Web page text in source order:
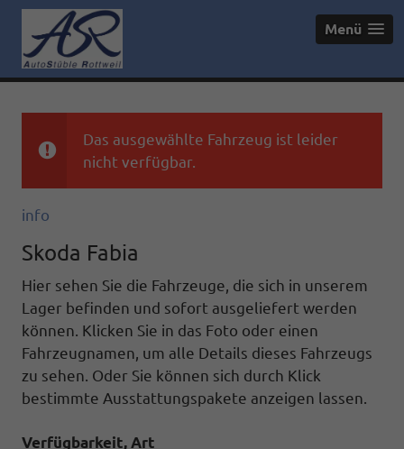
Menü
Das ausgewählte Fahrzeug ist leider
nicht verfügbar.
info
Skoda Fabia
Hier sehen Sie die Fahrzeuge, die sich in unserem
Lager befinden und sofort ausgeliefert werden
können. Klicken Sie in das Foto oder einen
Fahrzeugnamen, um alle Details dieses Fahrzeugs
zu sehen. Oder Sie können sich durch Klick
bestimmte Ausstattungspakete anzeigen lassen.
Verfügbarkeit, Art